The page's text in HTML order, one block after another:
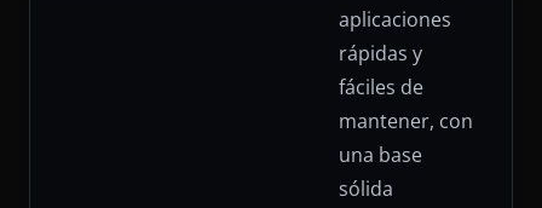
aplicaciones
rápidas y
fáciles de
mantener, con
una base
sólida